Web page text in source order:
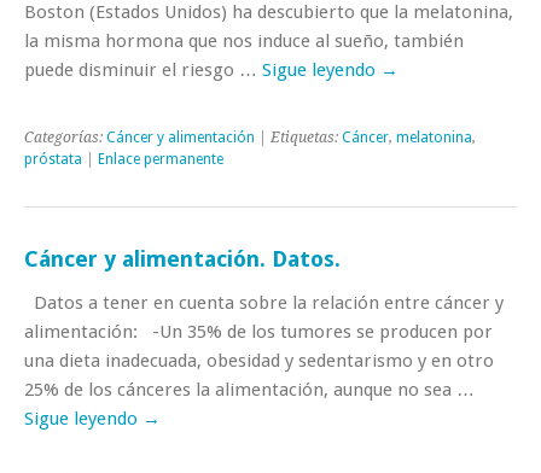
Boston (Estados Unidos) ha descubierto que la melatonina,
la misma hormona que nos induce al sueño, también
puede disminuir el riesgo … Sigue leyendo →
Categorías: Cáncer y alimentación | Etiquetas: Cáncer, melatonina,
próstata
Enlace permanente
Cáncer y alimentación. Datos.
Datos a tener en cuenta sobre la relación entre cáncer y
alimentación: -Un 35% de los tumores se producen por
una dieta inadecuada, obesidad y sedentarismo y en otro
25% de los cánceres la alimentación, aunque no sea …
Sigue leyendo →